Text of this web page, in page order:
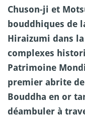
Chuson-ji et
bouddhiques de
Hiraizumi dans
complexes
Patrimoine
premier abrite
Bouddha en or
déambuler à